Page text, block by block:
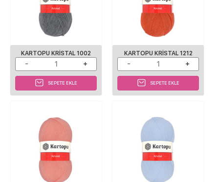
KARTOPU KRISTAL 1002
SEPETE EKLE
KARTOPU KRISTAL 1212
SEPETE EKLE